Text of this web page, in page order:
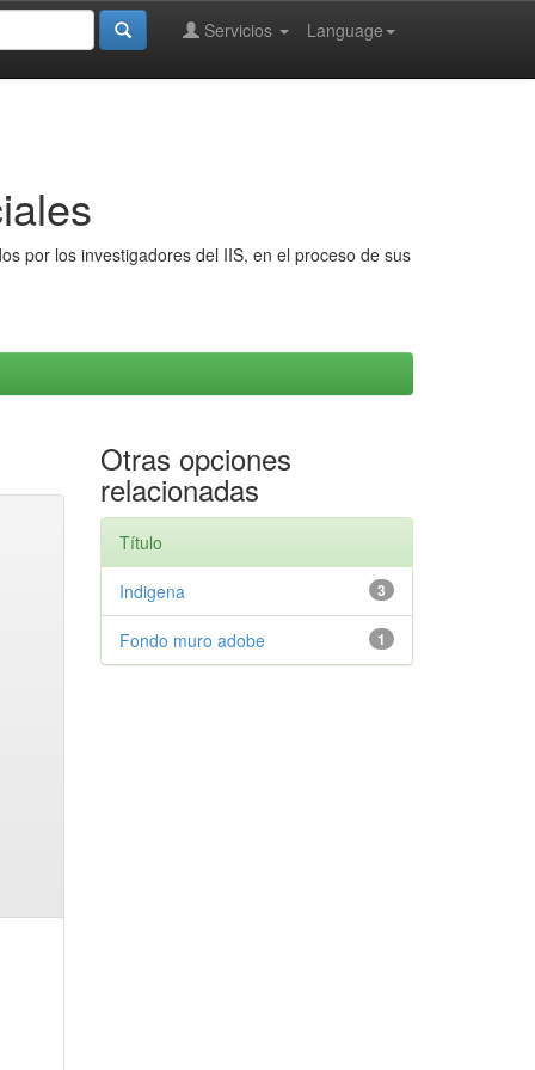
Language
Servicios
por los investigadores del IIS, en el proceso de sus
Otras opciones
relacionadas
Título
3
Indigena
1
Fondo muro adobe